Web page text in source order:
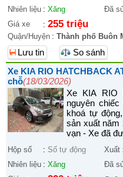
Nhiên liệu : Xăng Đã
Giá xe
: 255 triệu
Quận/Huyện : Thành phố Buôn
Lưu tin
So sánh
Xe KIA RIO HATCHBACK
chỗ(18/03/2026)
Xe KIA RIO
nguyên
khoá tự
sản xuất năm
vạn - Xe đã
Hộp số : Số tự động Xuất
Nhiên liệu : Xăng Đã